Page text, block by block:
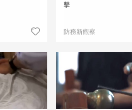
擊
防務新觀察